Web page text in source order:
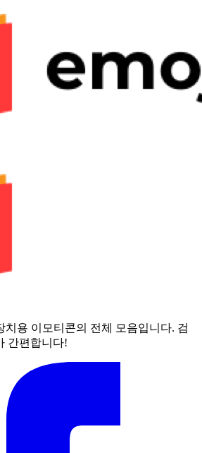
치용 이모티콘의 전체 모음입니다. 검
간편합니다!